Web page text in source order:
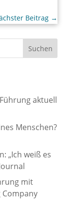
Beitrag →
aktuell
Menschen?
„Ich weiß es
mit